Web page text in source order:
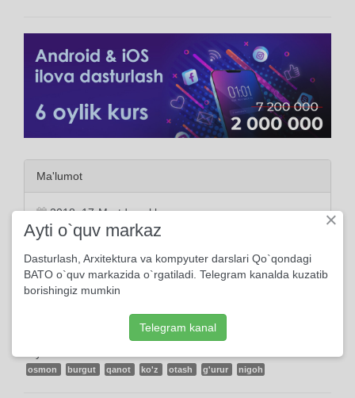
Ma'lumot
2018, 17-Martda yuklangan
212 marta ko'rildi
0 kishi kutubxonasiga qo'shdi
osmon burgut qanot ko'z otash g'urur nigoh
×
Ayti o`quv markaz
Dasturlash, Arxitektura va kompyuter darslari Qo`qondagi
BATO o`quv markazida o`rgatiladi. Telegram kanalda kuzatib
borishingiz mumkin
Telegram kanal